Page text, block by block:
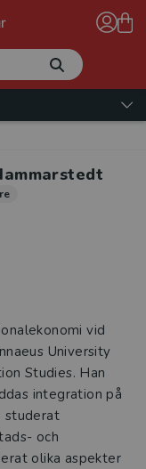
vid
University
Studies. Han
integration på
studerat
och
olika aspekter